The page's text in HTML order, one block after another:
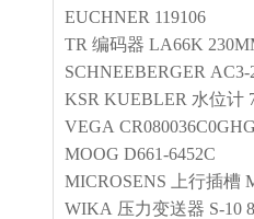
EUCHNER 119106
TR 编码器 LA66K
SCHNEEBERGER AC3-
KSR KUEBLER 水位计
VEGA
MOOG D661-6452C
MICROSENS
上行插槽
WIKA 压力变送器 S-10